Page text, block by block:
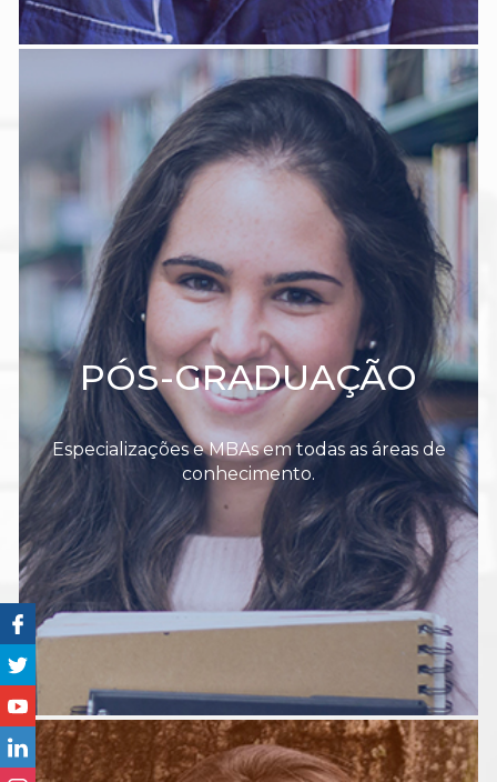
PÓS-GRADUAÇÃO
Especializações e MBAs em todas as áreas de
conhecimento.